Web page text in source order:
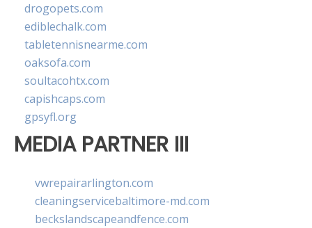
drogopets.com
ediblechalk.com
tabletennisnearme.com
oaksofa.com
soultacohtx.com
capishcaps.com
gpsyfl.org
MEDIA PARTNER III
vwrepairarlington.com
cleaningservicebaltimore-md.com
beckslandscapeandfence.com